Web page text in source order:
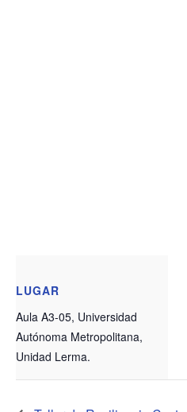
LUGAR
Aula A3-05, Universidad
Autónoma Metropolitana,
Unidad Lerma.